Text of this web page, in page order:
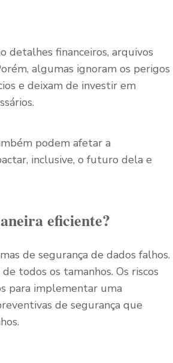
detalhes financeiros, arquivos
algumas ignoram os perigos
e deixam de investir em
podem afetar a
inclusive, o futuro dela e
eficiente?
de segurança de dados falhos.
todos os tamanhos. Os riscos
para implementar uma
de segurança que